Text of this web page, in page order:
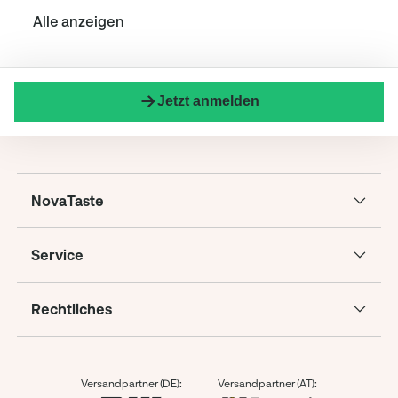
Alle anzeigen
Jetzt anmelden
NovaTaste
Service
Rechtliches
Versandpartner (DE): Versandpartner (AT):